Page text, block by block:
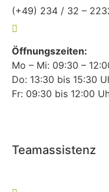
(+49) 234 / 32 –
Öffnungszeiten:
Mo – Mi: 09:30 –
Do: 13:30 bis 15:30
Fr: 09:30 bis 12:00
Teamassistenz